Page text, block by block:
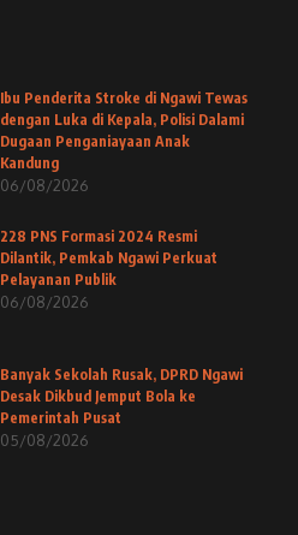
Ibu Penderita Stroke di Ngawi Tewas
dengan Luka di Kepala, Polisi Dalami
Dugaan Penganiayaan Anak
Kandung
06/08/2026
228 PNS Formasi 2024 Resmi
Dilantik, Pemkab Ngawi Perkuat
Pelayanan Publik
06/08/2026
Banyak Sekolah Rusak, DPRD Ngawi
Desak Dikbud Jemput Bola ke
Pemerintah Pusat
05/08/2026